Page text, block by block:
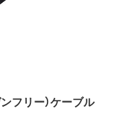
フリー）ケーブル